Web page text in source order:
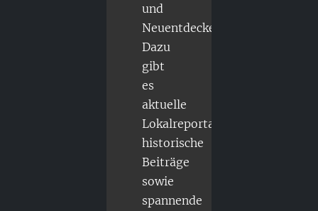
und
Neuentdecker.
Dazu
gibt
es
aktuelle
Lokalreportagen,
historische
Beiträge
sowie
spannende